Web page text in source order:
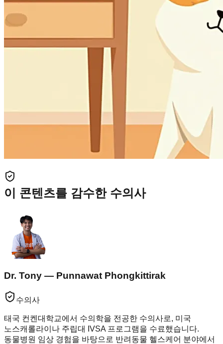
이 콘텐츠를 감수한 수의사
Dr. Tony — Punnawat Phongkittirak
수의사
태국 컨켄대학교에서 수의학을 전공한 수의사로, 미국
노스캐롤라이나 주립대 IVSA 프로그램을 수료했습니다.
동물병원 임상 경험을 바탕으로 반려동물 헬스케어 분야에서